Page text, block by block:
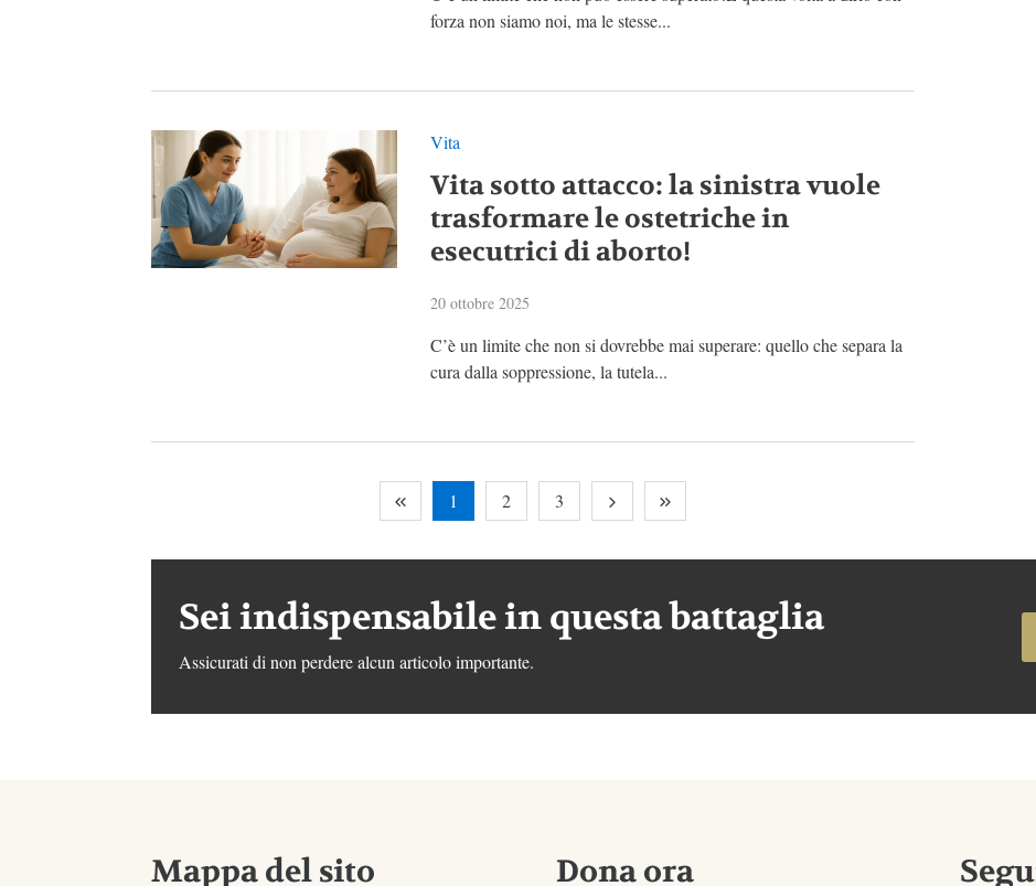
forza non siamo noi, ma le stesse...
Vita
Vita sotto attacco: la sinistra vuole
trasformare le ostetriche in
esecutrici di aborto!
20 ottobre 2025
C’è un limite che non si dovrebbe mai superare: quello che separa la
cura dalla soppressione, la tutela...
1 2 3
Sei indispensabile in questa battaglia
Assicurati di non perdere alcun articolo importante.
Mappa del sito Dona ora